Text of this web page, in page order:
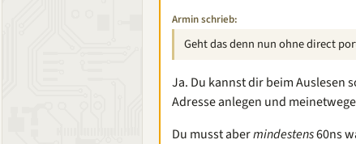
Armin schrieb:
Geht das denn nun ohne direct
Ja. Du kannst dir beim Auslesen
Adresse anlegen und
Du musst abermindestens60ns